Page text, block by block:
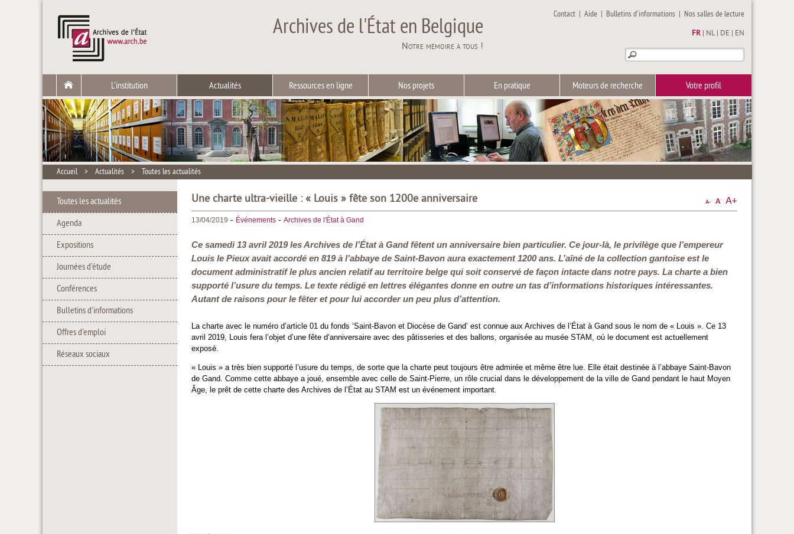
Archives de l'État en Belgique
Notre mémoire à tous !
Contact |Aide | Bulletins d'informations | Nos salles de lecture
FR NL| DE EN
L'institution Actualités Ressources en ligne Nos projets En pratique Moteurs de recherche Votre profil
Accueil > Actualités > Toutes les actualités
Toutes les actualités
Agenda
Expositions
Journées d'étude
Conférences
Bulletins d'informations
Offres d'emploi
Réseaux sociaux
Une charte ultra-vieille : « Louis » fête son 1200e anniversaire
13/04/2019 - Événements - Archives de l'État à Gand
Ce samedi 13 avril 2019 les Archives de l’État à Gand fêtent un anniversaire bien particulier. Ce jour-là, le privilège que l’empereur
Louis le Pieux avait accordé en 819 à l’abbaye de Saint-Bavon aura exactement 1200 ans. L’aîné de la collection gantoise est le
document administratif le plus ancien relatif au territoire belge qui soit conservé de façon intacte dans notre pays. La charte a bien
supporté l’usure du temps. Le texte rédigé en lettres élégantes donne en outre un tas d’informations historiques intéressantes.
Autant de raisons pour le fêter et pour lui accorder un peu plus d’attention.
La charte avec le numéro d’article 01 du fonds ‘Saint-Bavon et Diocèse de Gand’ est connue aux Archives de l’État à Gand sous le nom de « Louis ». Ce 13
avril 2019, Louis fera l’objet d’une fête d’anniversaire avec des pâtisseries et des ballons, organisée au musée STAM, où le document est actuellement
exposé.
« Louis » a très bien supporté l’usure du temps, de sorte que la charte peut toujours être admirée et même être lue. Elle était destinée à l’abbaye Saint-Bavon
de Gand. Comme cette abbaye a joué, ensemble avec celle de Saint-Pierre, un rôle crucial dans le développement de la ville de Gand pendant le haut Moyen
Âge, le prêt de cette charte des Archives de l’État au STAM est un événement important.